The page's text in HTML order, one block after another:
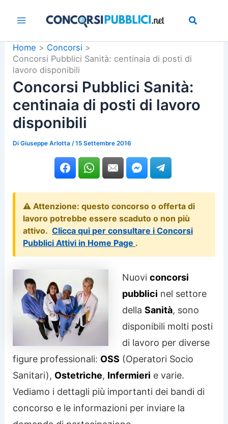
Home
Concorsi
Concorsi Pubblici Sanità: centinaia di posti di
lavoro disponibili
Concorsi Pubblici Sanità:
centinaia di posti di lavoro
disponibili
DiGiuseppe Arlotta /15 Settembre 2016
⚠️ Attenzione: questo concorso o offerta di
lavoro potrebbe essere scaduto o non più
attivo. Clicca qui per consultare i Concorsi
Pubblici Attivi in Home Page .
Nuoviconcorsi
pubblici nel settore
dellaSanità, sono
disponibili molti posti
di lavoro per diverse
figure professionali: OSS (Operatori Socio
Sanitari), Ostetriche, Infermieri e varie.
Vediamo i dettagli più importanti dei bandi di
concorso e le informazioni per inviare la